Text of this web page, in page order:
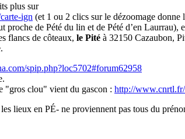
plus sur
ign (et 1 ou 2 clics sur le dézoomage
proche de Pété du lin et de Pété d’en
flancs de côteaux, le Pité à 32150 Cazaubon,
spip.php?loc5702#forum62958
"gros clou" vient du gascon : http://
lieux en PÉ- ne proviennent pas tous du